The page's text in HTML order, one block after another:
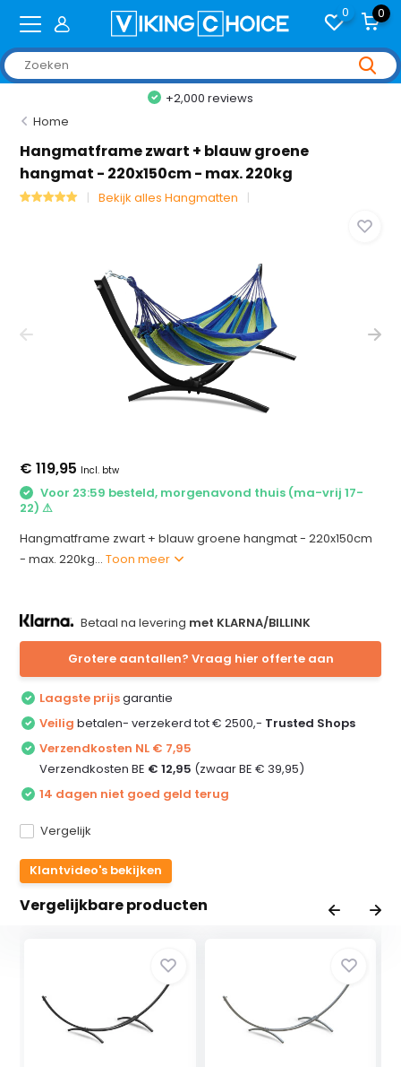
0 0
+2,000 reviews
Home
Hangmatframe zwart + blauw groene
hangmat - 220x150cm - max. 220kg
Bekijk alles Hangmatten
€ 119,95 Incl. btw
Voor 23:59 besteld, morgenavond thuis (ma-vrij 17-
22) ⚠
Hangmatframe zwart + blauw groene hangmat - 220x150cm
- max. 220kg...Toon meer
Betaal na levering met KLARNA/BILLINK
Klantvideo's bekijken
Grotere aantallen? Vraag hier offerte aan
Laagste prijsgarantie
Veilig betalen- verzekerd tot € 2500,- Trusted Shops
Verzendkosten NL € 7,95
Verzendkosten BE € 12,95 (zwaar BE € 39,95)
14 dagen niet goed geld terug
Vergelijk
Vergelijkbare producten